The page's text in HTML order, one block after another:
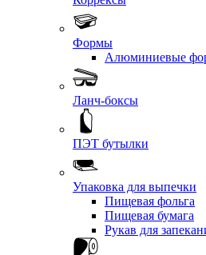
Формы
Алюминиевые
Ланч-боксы
ПЭТ бутылки
Упаковка для выпечки
Пищевая фольга
Пищевая бумага
Рукав для